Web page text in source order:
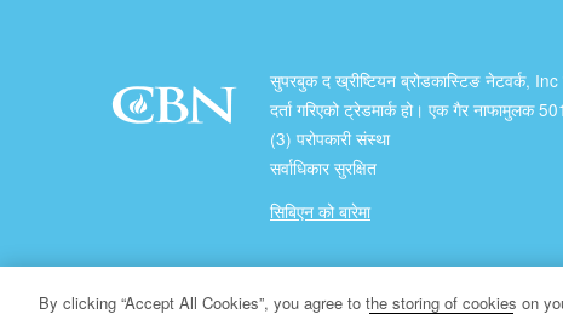
सुपरबुक द ख्रीष्टियन ब्रोडकास्टिङ नेटवर्क,
दर्ता गरिएको ट्रेडमार्क हो। एक गैर नाफामुलक
(3) परोपकारी संस्था
सर्वाधिकार सुरक्षित
सिबिएन को बारेमा
प्रतिलिपि अधिकार ख्रीष्टियन ब्रोडकास्टिङ् नेटवर्क
By clicking “Accept All Cookies”, you agree to the storing of cookies on